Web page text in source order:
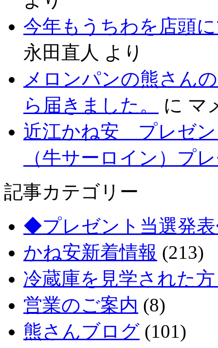
今年もうちわを店頭
永田直人 より
メロンパンの熊さん
ら届きました。
に マ
近江かね安 プレゼ
（牛サーロイン）プ
記事カテゴリー
◆プレゼント当選発
かね安新着情報 (213)
冷蔵庫を見学された
営業のご案内 (8)
熊さんブログ (101)